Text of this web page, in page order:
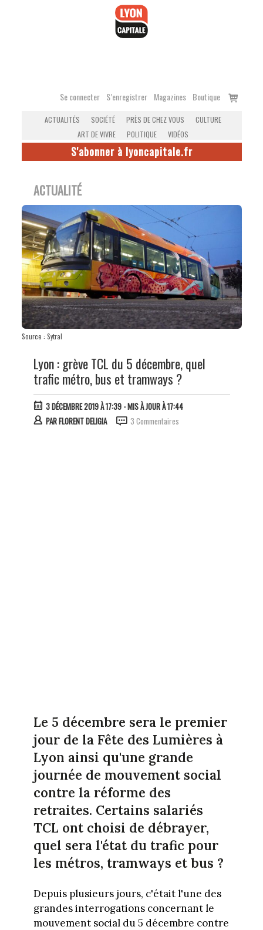
Se connecter S’enregistrer Magazines Boutique
Voir
ACTUALITÉS SOCIÉTÉ PRÈS DE CHEZ VOUS
CULTURE
ART DE VIVRE
POLITIQUE VIDÉOS
S'abonner à lyoncapitale.fr
ACTUALITÉ
Source : Sytral
Lyon : grève TCL du 5 décembre, quel
trafic métro, bus et tramways ?
3 DÉCEMBRE 2019 À 17:39- MIS À JOUR À 17:44
PARFLORENT DELIGIA 3 Commentaires
Le 5 décembre sera le premier
jour de la Fête des Lumières à
Lyon ainsi qu'une grande
journée de mouvement social
contre la réforme des
retraites. Certains salariés
TCL ont choisi de débrayer,
quel sera l'état du trafic pour
les métros, tramways et bus ?
Depuis plusieurs jours, c'était l'une des
grandes interrogations concernant le
mouvement social du 5 décembre contre